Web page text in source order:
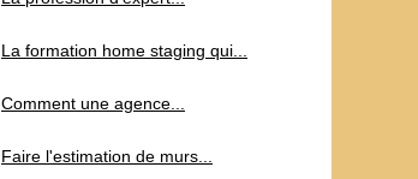
La formation home staging qui...
Comment une agence...
Faire l'estimation de murs...